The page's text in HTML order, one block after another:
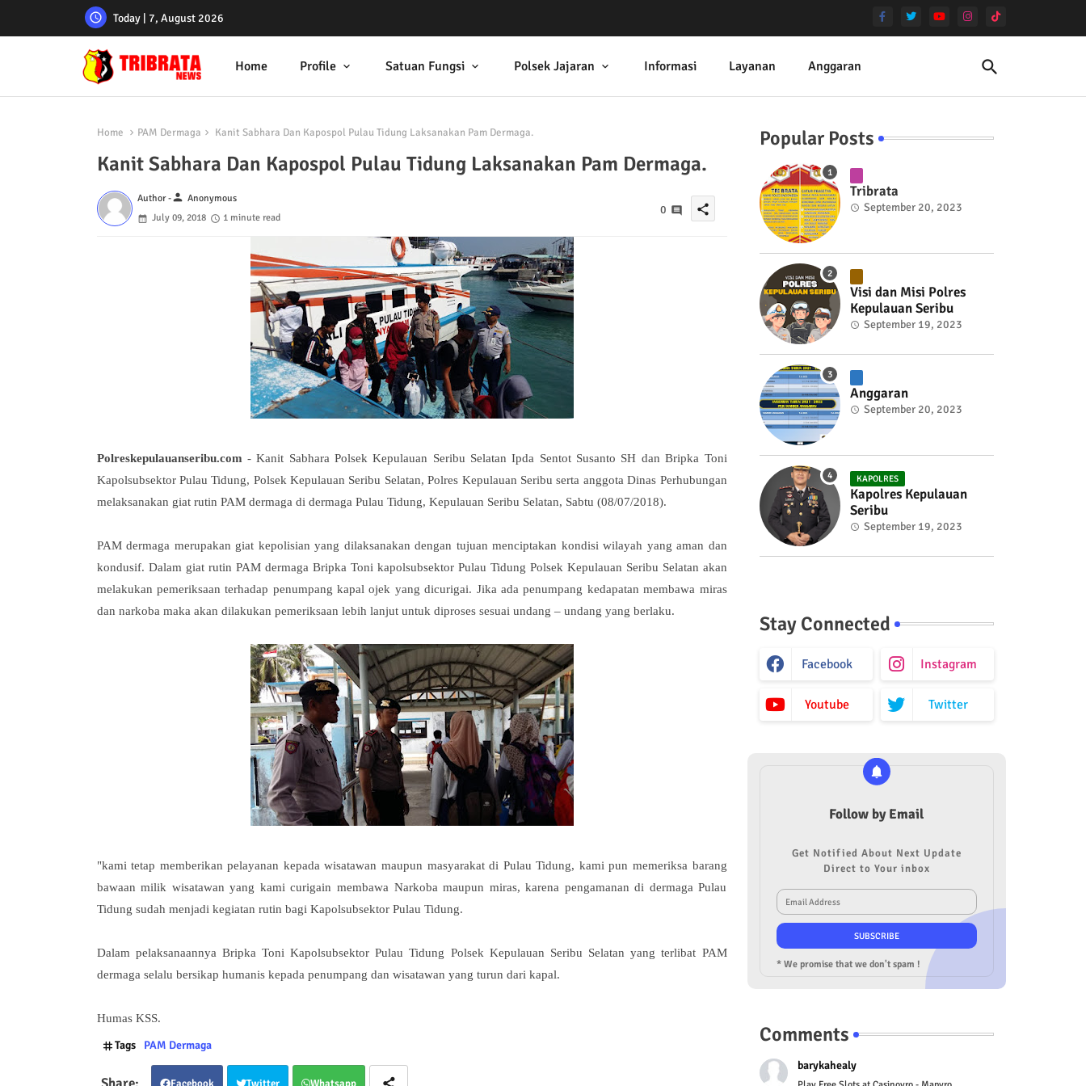
Today | 7, August 2026
Home Profile Satuan Fungsi Polsek Jajaran Informasi Layanan Anggaran
Home PAM Dermaga Kanit Sabhara Dan Kapospol Pulau Tidung Laksanakan Pam Dermaga.
Kanit Sabhara Dan Kapospol Pulau Tidung Laksanakan Pam Dermaga.
Author -person Anonymous
July 09, 2018
1 minute read
0 share
Polreskepulauanseribu.com - Kanit Sabhara Polsek Kepulauan Seribu Selatan Ipda Sentot Susanto SH dan Bripka Toni
Kapolsubsektor Pulau Tidung, Polsek Kepulauan Seribu Selatan, Polres Kepulauan Seribu serta anggota Dinas Perhubungan
melaksanakan giat rutin PAM dermaga di dermaga Pulau Tidung, Kepulauan Seribu Selatan, Sabtu (08/07/2018).
PAM dermaga merupakan giat kepolisian yang dilaksanakan dengan tujuan menciptakan kondisi wilayah yang aman dan
kondusif. Dalam giat rutin PAM dermaga Bripka Toni kapolsubsektor Pulau Tidung Polsek Kepulauan Seribu Selatan akan
melakukan pemeriksaan terhadap penumpang kapal ojek yang dicurigai. Jika ada penumpang kedapatan membawa miras
dan narkoba maka akan dilakukan pemeriksaan lebih lanjut untuk diproses sesuai undang – undang yang berlaku.
"kami tetap memberikan pelayanan kepada wisatawan maupun masyarakat di Pulau Tidung, kami pun memeriksa barang
bawaan milik wisatawan yang kami curigain membawa Narkoba maupun miras, karena pengamanan di dermaga Pulau
Tidung sudah menjadi kegiatan rutin bagi Kapolsubsektor Pulau Tidung.
Dalam pelaksanaannya Bripka Toni Kapolsubsektor Pulau Tidung Polsek Kepulauan Seribu Selatan yang terlibat PAM
dermaga selalu bersikap humanis kepada penumpang dan wisatawan yang turun dari kapal.
Humas KSS.
Tags PAM Dermaga
Popular Posts
Tribrata
September 20, 2023
Visi dan Misi Polres
Kepulauan Seribu
September 19, 2023
Anggaran
September 20, 2023
KAPOLRES
Kapolres Kepulauan
Seribu
September 19, 2023
Stay Connected
Facebook Instagram
Youtube Twitter
Follow by Email
Get Notified About Next Update
Direct to Your inbox
* We promise that we don't spam !
Comments
barykahealy